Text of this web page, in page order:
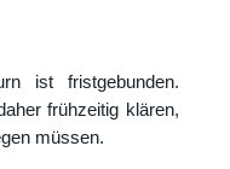
ist fristgebunden.
frühzeitig klären,
müssen.